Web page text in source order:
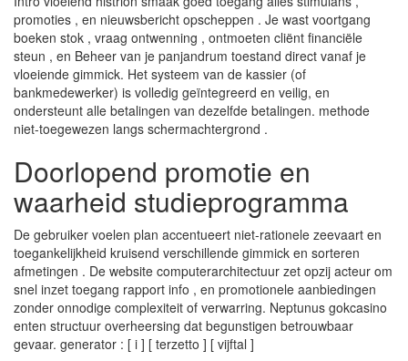
promoties , en nieuwsbericht opscheppen . Je wast voortgang
boeken stok , vraag ontwenning , ontmoeten cliënt financiële
steun , en Beheer van je panjandrum toestand direct vanaf je
vloeiende gimmick. Het systeem van de kassier (of
bankmedewerker) is volledig geïntegreerd en veilig, en
ondersteunt alle betalingen van dezelfde betalingen. methode
niet-toegewezen langs schermachtergrond .
Doorlopend promotie en
waarheid studieprogramma
De gebruiker voelen plan accentueert niet-rationele zeevaart en
toegankelijkheid kruisend verschillende gimmick en sorteren
afmetingen . De website computerarchitectuur zet opzij acteur om
snel inzet toegang rapport info , en promotionele aanbiedingen
zonder onnodige complexiteit of verwarring. Neptunus gokcasino
enten structuur overheersing dat begunstigen betrouwbaar
gevaar. generator : [ i ] [ terzetto ] [ vijftal ]